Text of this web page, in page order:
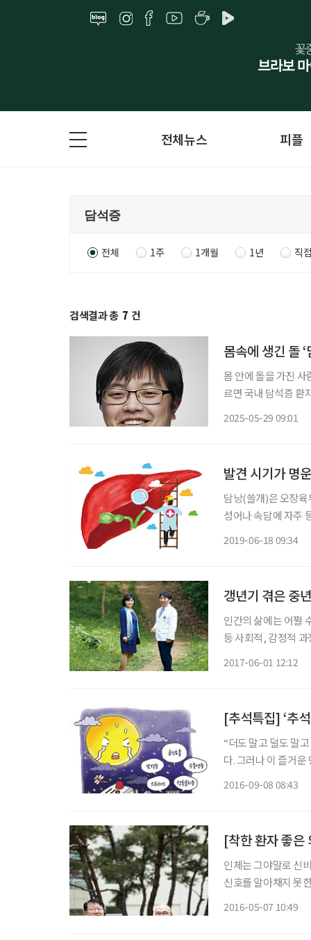
전체뉴스 피플
전체 1주 1개월 1년 직
검색결과 총 7 건
몸속에 생긴 돌
몸 안에 돌을 가진 사
르면 국내 담석증 환
2025-05-29 09:01
발견 시기가 명
담낭(쓸개)은 오장
성어나 속담에 자주
2019-06-18 09:34
갱년기 겪은 중
인간의 삶에는 어쩔
등 사회적, 감정적
2017-06-01 12:12
[추석특집] ‘추
“더도 말고 덜도 말
다. 그러나 이 즐거
2016-09-08 08:43
인체는 그야말로 신
신호를 알아채지 못
2016-05-07 10:49